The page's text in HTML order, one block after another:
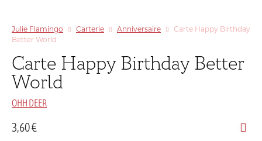
Julie Flamingo Carterie Anniversaire
Carte Happy Birthday
Better World
Carte Happy Birthday Better
World
OHH DEER
3,60€